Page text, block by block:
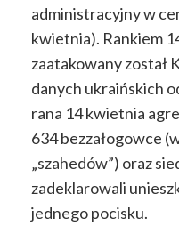
administracyjny w
kwietnia). Rankiem
zaatakowany został
danych ukraińskich
rana 14 kwietnia
634 bezzałogowce
„szahedów”) oraz
zadeklarowali
jednego pocisku.